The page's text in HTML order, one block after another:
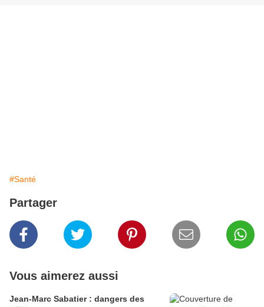
#Santé
Partager
Vous aimerez aussi
Jean-Marc Sabatier : dangers des